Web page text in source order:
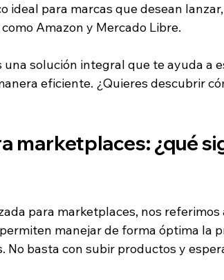
ideal para marcas que desean
Amazon y Mercado Libre.
una solución integral que te ayuda a
eficiente. ¿Quieres descubrir
marketplaces: ¿qué
para marketplaces, nos
manejar de forma óptima la
No basta con subir productos y